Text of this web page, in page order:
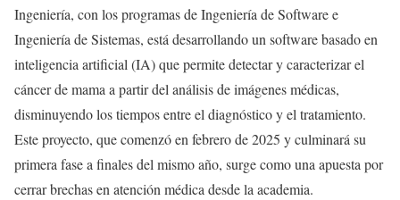
Ingeniería, con los programas de Ingeniería de Software e
Ingeniería de Sistemas, está desarrollando un software basado en
inteligencia artificial (IA) que permite detectar y caracterizar el
cáncer de mama a partir del análisis de imágenes médicas,
disminuyendo los tiempos entre el diagnóstico y el tratamiento.
Este proyecto, que comenzó en febrero de 2025 y culminará su
primera fase a finales del mismo año, surge como una apuesta por
cerrar brechas en atención médica desde la academia.